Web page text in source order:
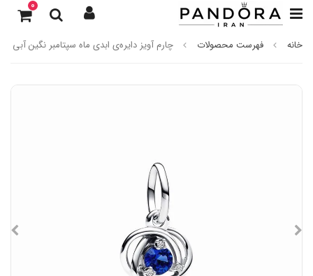
0
خانه فهرست محصولات چارم آویز دایره‌ی ابدی ماه سپتامبر نگین آبی